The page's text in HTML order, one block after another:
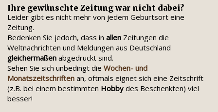
Ihre gewünschte Zeitung war nicht dabei?
Leider gibt es nicht mehr von jedem Geburtsort eine
Zeitung.
Bedenken Sie jedoch, dass in allen Zeitungen die
Weltnachrichten und Meldungen aus Deutschland
gleichermaßen abgedruckt sind.
Sehen Sie sich unbedingt die Wochen- und
Monatszeitschriften an, oftmals eignet sich eine Zeitschrift
(z.B. bei einem bestimmten Hobbydes Beschenkten) viel
besser!